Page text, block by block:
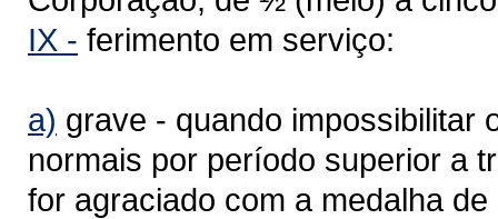
IX - ferimento em serviço:
a) grave - quando impossibilitar
normais por período superior a
for agraciado com a medalha de